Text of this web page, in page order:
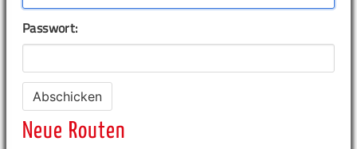
Passwort:
Neue Routen